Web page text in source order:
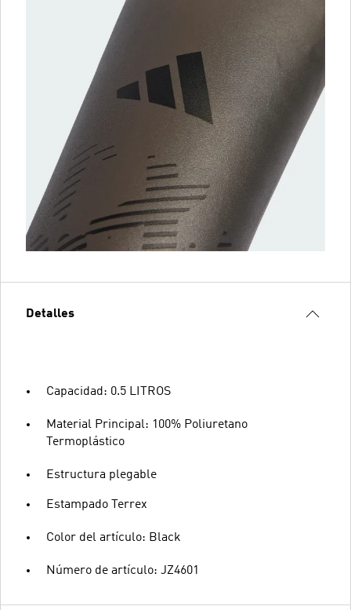
Detalles
Capacidad: 0.5 LITROS
Material Principal: 100% Poliuretano
Termoplástico
Estructura plegable
Estampado Terrex
Color del artículo: Black
Número de artículo: JZ4601